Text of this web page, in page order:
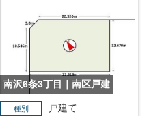
南沢6条3丁目｜南区戸建
種別 戸建て